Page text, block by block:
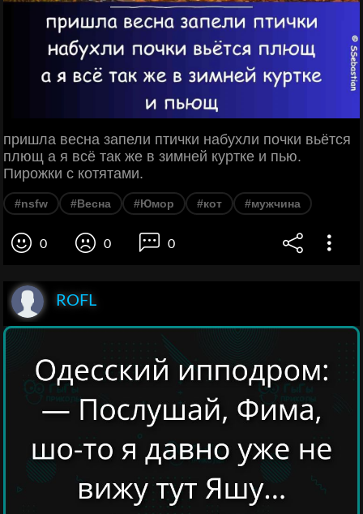
пришла весна запели птички набухли почки вьётся
плющ а я всё так же в зимней куртке и пью.
Пирожки с котятами.
#nsfw #Весна #Юмор #кот #мужчина
0 0 0
ROFL